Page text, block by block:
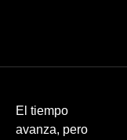
El tiempo
avanza, pero